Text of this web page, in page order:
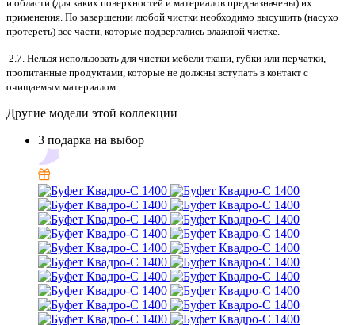
и области (для каких поверхностей и материалов предназначены) их
применения. По завершении любой чистки необходимо высушить (насухо
протереть) все части, которые подвергались влажной чистке.
2.7. Нельзя использовать для чистки мебели ткани, губки или перчатки,
пропитанные продуктами, которые не должны вступать в контакт с
очищаемым материалом.
Другие модели этой коллекции
3 подарка на выбор